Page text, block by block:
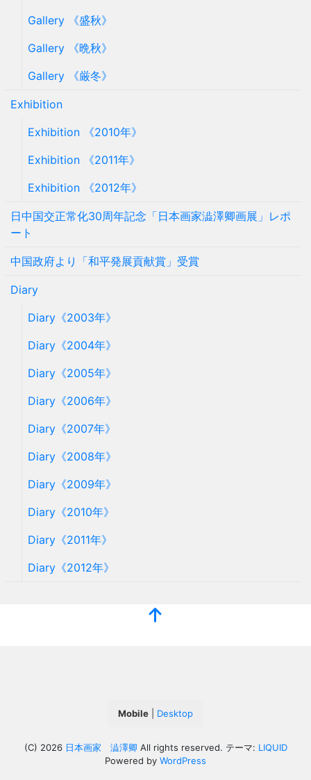
Gallery 《盛秋》
Gallery 《晩秋》
Gallery 《厳冬》
Exhibition
Exhibition 《2010年》
Exhibition 《2011年》
Exhibition 《2012年》
日中国交正常化30周年記念「日本画家澁澤卿画展」レポ
ート
中国政府より「和平発展貢献賞」受賞
Diary
Diary《2003年》
Diary《2004年》
Diary《2005年》
Diary《2006年》
Diary《2007年》
Diary《2008年》
Diary《2009年》
Diary《2010年》
Diary《2011年》
Diary《2012年》
Mobile Desktop
(C) 2026 日本画家 澁澤卿 All rights reserved. テーマ: LIQUID
Powered by WordPress